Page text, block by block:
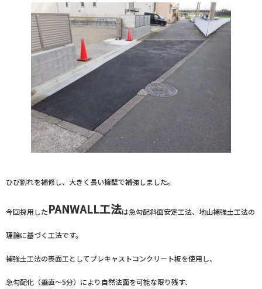
ひび割れを補修し、大きく長い擁壁で補強しました。
今回採用したPANWALL工法は急勾配斜面安定工法、地山補強土工法の
理論に基づく工法です。
補強土工法の表面工としてプレキャストコンクリート板を使用し、
急勾配化（垂直～5分）により自然法面を可能な限り残す、